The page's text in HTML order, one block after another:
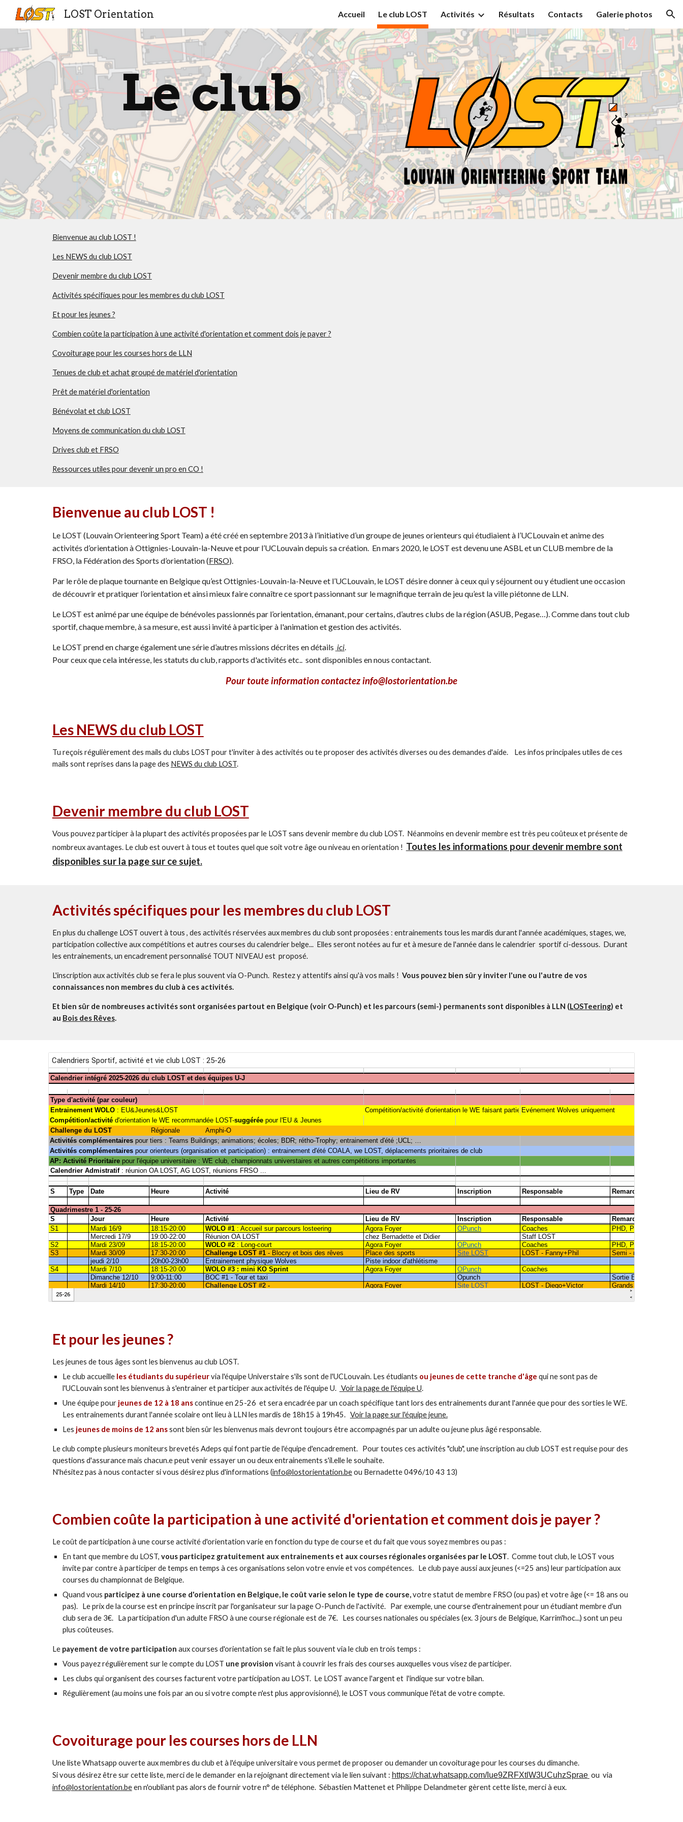
Skip to navigation
LOST Orientation Accueil Le club LOST Activités Résultats Contacts Galerie photos
Le club
Bienvenue au club LOST !
Les NEWS du club LOST
Devenir membre du club LOST
Activités spécifiques pour les membres du club LOST
Et pour les jeunes ?
Combien coûte la participation à une activité d'orientation et comment dois je payer ?
Covoiturage pour les courses hors de LLN
Tenues de club et achat groupé de matériel d'orientation
Prêt de matériel d'orientation
Bénévolat et club LOST
Moyens de communication du club LOST
Drives club et FRSO
Ressources utiles pour devenir un pro en CO !
Bienvenue au club LOST !
Le LOST (Louvain Orienteering Sport Team) a été créé en septembre 2013 à l’initiative d’un groupe de jeunes orienteurs qui étudiaient à l’UCLouvain et anime des
activités d’orientation à Ottignies-Louvain-la-Neuve et pour l’UCLouvain depuis sa création. En mars 2020, le LOST est devenu une ASBL et un CLUB membre de la
FRSO, la Fédération des Sports d’orientation (FRSO).
Par le rôle de plaque tournante en Belgique qu’est Ottignies-Louvain-la-Neuve et l’UCLouvain, le LOST désire donner à ceux qui y séjournent ou y étudient une occasion
de découvrir et pratiquer l’orientation et ainsi mieux faire connaître ce sport passionnant sur le magnifique terrain de jeu qu’est la ville piétonne de LLN.
Le LOST est animé par une équipe de bénévoles passionnés par l’orientation, émanant, pourcertains, d’autres clubs de la région (ASUB, Pegase…). Comme dans tout club
sportif, chaque membre, à sa mesure, est aussi invité à participer à l'animation et gestion des activités.
Le LOST prend en charge également une série d’autres missions décrites en détails ici.
Pour ceux que cela intéresse, les statuts du club, rapports d'activités etc.. sont disponibles ennous contactant.
Pour toute information contactez info@lostorientation.be
Les NEWS du club LOST
Tu reçois régulièrement des mails du clubs LOST pour t'inviter à des activités ou te proposer des activités diverses ou des demandes d'aide. Les infos principales utiles de ces
mails sont reprises dans la page des NEWS du club LOST.
Devenir membre du club LOST
Vous pouvez participer à la plupart des activités proposées par le LOST sans devenir membre du club LOST. Néanmoins en devenir membre est très peu coûteux et présente de
nombreux avantages. Le club est ouvert à tous et toutes quel que soit votre âge ou niveau en orientation ! Toutes les informations pour devenir membre sont
disponibles sur la page sur ce sujet.
Activités spécifiques pour les membres du club LOST
En plus du challenge LOST ouvert à tous , des activités réservées aux membres du club sont proposées : entrainements tous les mardis durant l'année académiques, stages, we,
participation collective aux compétitions et autres courses du calendrier belge... Elles seront notées au fur et à mesure de l'année dans le calendrier sportif ci-dessous. Durant
les entrainements, un encadrement personnalisé TOUT NIVEAU est proposé.
L'inscription aux activités club se fera le plus souvent via O-Punch. Restez y attentifs ainsi qu'à vos mails ! Vous pouvez bien sûr y inviter l'une ou l'autre de vos
connaissances non membres du club à ces activités.
Et bien sûr de nombreusesactivités sont organisées partout en Belgique (voir O-Punch) et les parcours (semi-) permanents sont disponibles à LLN (LOSTeering) et
au Bois des Rêves.
Et pour les jeunes ?
Les jeunes de tous âges sont les bienvenus au club LOST.
Le club accueille les étudiants du supérieurvia l'équipe Universtaire s'ils sont de l'UCLouvain. Les étudiants ou jeunes de cette tranche d'âge qui ne sont pas de
l'UCLouvain sont les bienvenus à s'entrainer et participer aux activités de l'équipe U. Voir la page de l'équipe U.
Une équipe pourjeunes de 12 à 18 anscontinue en 25-26 et sera encadrée par un coach spécifique tant lors des entrainements durant l'année que pour des sorties le WE.
Les entrainements durant l'année scolaire ont lieu à LLN les mardis de 18h15 à 19h45. Voir la page sur l'équipe jeune.
Les jeunes de moins de 12 anssont bien sûr les bienvenus mais devront toujours être accompagnés par un adulte ou jeune plus âgé responsable.
Le club compte plusieurs moniteurs brevetés Adeps qui font partie de l'équipe d'encadrement. Pour toutes ces activités "club", une inscription au club LOST est requise pour des
questions d'assurance mais chacun.e peut venir essayer un ou deux entrainements s'il.elle le souhaite.
N'hésitez pas à nous contacter si vous désirez plus d'informations (info@lostorientation.beou Bernadette 0496/10 43 13)
Combien coûte la participation à une activité d'orientation et comment dois je payer ?
Le coût de participation à une course activité d'orientation varie en fonction du type de course et du fait que vous soyez membres ou pas :
En tant que membre du LOST, vous participez gratuitement aux entrainements et aux courses régionales organisées par le LOST. Comme tout club, le LOST vous
invite par contre à participer de temps en temps à ces organisations selon votre envie et vos compétences. Le club paye aussi aux jeunes (<=25 ans) leur participation aux
courses du championnat de Belgique.
Quand vous participez à une course d'orientation en Belgique, le coût varie selon le type de course,votre statut de membre FRSO (ou pas) et votre âge (<= 18 ans ou
pas). Le prix de la course est en principe inscrit par l'organisateur sur la page O-Punch de l'activité. Par exemple, une course d'entrainement pour un étudiant membre d'un
club sera de 3€. La participation d'un adulte FRSO à une course régionale est de 7€. Les courses nationales ou spéciales (ex. 3 jours de Belgique, Karrim'hoc...) sont un peu
plus coûteuses.
Le payement de votre participation aux courses d'orientation se fait le plus souvent via le club en trois temps :
Vous payez régulièrement sur le compte du LOST une provision visant à couvrir les frais des courses auxquelles vous visez de participer.
Les clubs qui organisent des courses facturent votre participation au LOST. Le LOST avance l'argent et l'indique sur votre bilan.
Régulièrement (au moins une fois par an ou si votre compte n'est plus approvisionné), le LOST vous communique l'état de votre compte.
Covoiturage pour les courses hors de LLN
Une liste Whatsapp ouverte aux membres du club et à l'équipe universitaire vous permet de proposer ou demander un covoiturage pour les courses du dimanche.
Si vous désirez être sur cette liste, merci de le demanderen la rejoignant directement via le lien suivant : https://chat.whatsapp.com/Iue9ZRFXtlW3UCuhzSprae ou via
info@lostorientation.been n'oubliant pas alors de fournir votre n° de téléphone. Sébastien Mattenet et Philippe Delandmeter gèrent cette liste, merci à eux.